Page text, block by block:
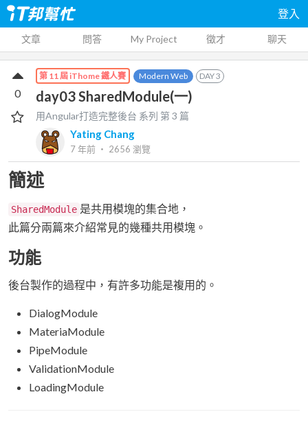
登入
文章 問答 My Project 徵才 聊天
第 11 屆 iThome 鐵人賽 Modern Web DAY3
day03 SharedModule(一)
用Angular打造完整後台 系列 第3 篇
Yating Chang
7 年前 ‧ 2656 瀏覽
0
簡述
SharedModule 是共用模塊的集合地，
此篇分兩篇來介紹常見的幾種共用模塊。
功能
後台製作的過程中，有許多功能是複用的。
DialogModule
MateriaModule
PipeModule
ValidationModule
LoadingModule